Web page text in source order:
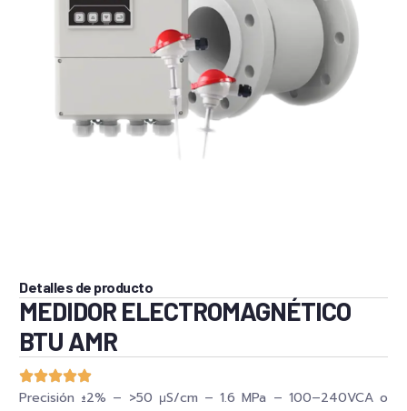
Detalles de producto
MEDIDOR ELECTROMAGNÉTICO
BTU AMR
Precisión ±2% – >50 μS/cm – 1.6 MPa – 100–240VCA o